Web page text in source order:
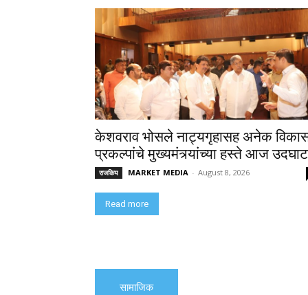
केशवराव भोसले नाट्यगृहासह अनेक
प्रकल्पांचे मुख्यमंत्र्यांच्या हस्ते आज
राजकिय MARKET MEDIA - August 8, 2026
Read more
सामाजिक